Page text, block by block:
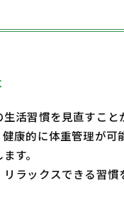
活習慣を見直すこと
康的に体重管理が可
す。
ラックスできる習